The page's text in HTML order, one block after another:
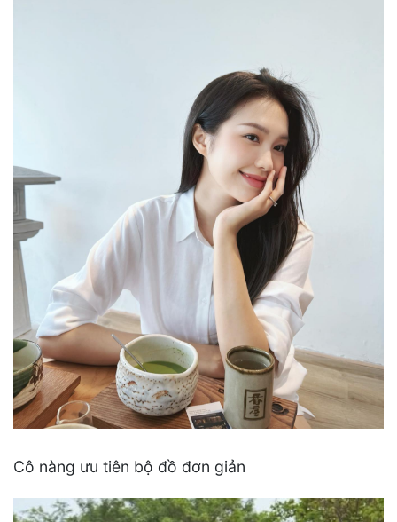
Cô nàng ưu tiên bộ đồ đơn giản